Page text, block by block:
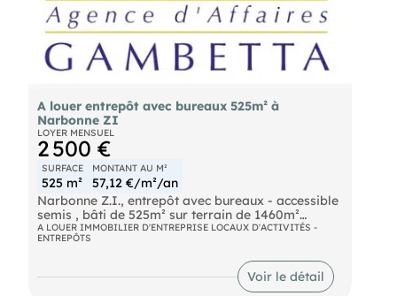
A louer entrepôt avec bureaux 525m² à
Narbonne ZI
LOYER MENSUEL
2 500 €
SURFACE
525 m²
MONTANT AU M²
57,12 €/m²/an
Narbonne Z.I., entrepôt avec bureaux - accessible
semis , bâti de 525m² sur terrain de 1460m²
entièrement clôturé avec portail coulissant
loyer : 2 500€HT/mois + charges 353€/mois
A LOUER IMMOBILIER D'ENTREPRISE LOCAUX D'ACTIVITÉS -
ENTREPÔTS
Voir le détail